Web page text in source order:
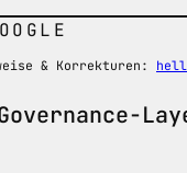
& Korrekturen: